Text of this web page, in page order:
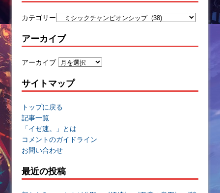
カテゴリー
アーカイブ
アーカイブ
サイトマップ
トップに戻る
記事一覧
「イゼ速。」とは
コメントのガイドライン
お問い合わせ
最近の投稿